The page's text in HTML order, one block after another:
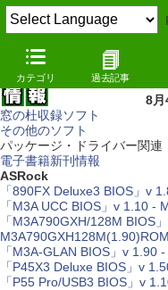
カテゴリ 過去記事
8月
窓の杜収録ソフト
その他のソフト
パッケージ・ドライバー関連
電子書籍新刊情報
ASRock
「890FX Deluxe3 BIOS」v
「M3A UCC BIOS」v 1.10 -
「M3A790GXH/128M BIOS
「M3A-GLAN BIOS」v 1.90
「P45X3 Deluxe BIOS」v
「P55 Pro/USB3 BIOS」v